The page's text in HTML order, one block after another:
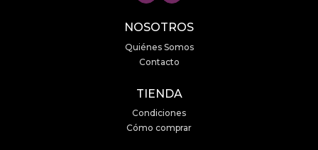
NOSOTROS
Quiénes Somos
Contacto
TIENDA
Condiciones
Cómo comprar